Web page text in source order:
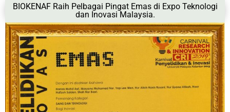
BIOKENAF Raih Pelbagai Pingat Emas di Expo Teknologi
dan Inovasi Malaysia.